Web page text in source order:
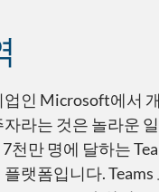
업인 Microsoft에서
라는 것은 놀라운
7천만 명에 달하는
플랫폼입니다.